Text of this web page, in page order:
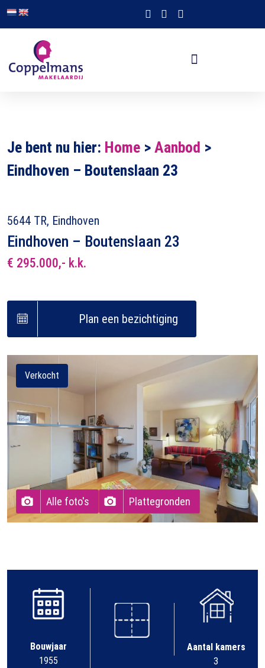
Je bent nu hier: Home > Aanbod >
Eindhoven – Boutenslaan 23
5644 TR, Eindhoven
Eindhoven – Boutenslaan 23
€ 295.000,- k.k.
Plan een bezichtiging
Verkocht
Alle foto's Plattegronden
Bouwjaar
1955
Aantal kamers
3